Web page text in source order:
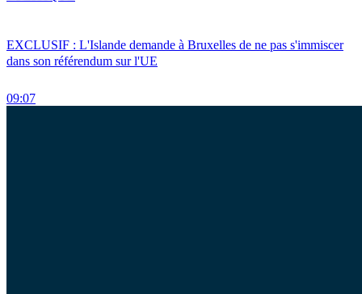
EXCLUSIF : L'Islande demande à Bruxelles de ne pas s'immiscer
dans son référendum sur l'UE
09:07